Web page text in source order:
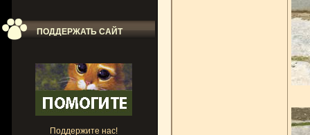
ПОДДЕРЖАТЬ САЙТ
Поддержите нас!